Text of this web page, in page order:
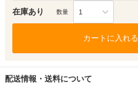
在庫あり 数量 1
カートに入れる
配送情報・送料について